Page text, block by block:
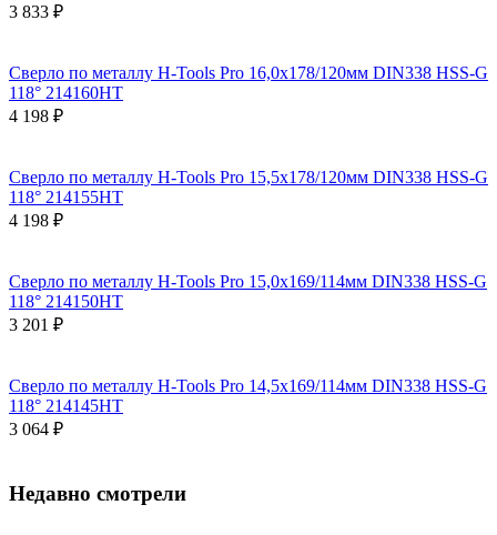
3 833 ₽
Сверло по металлу H-Tools Pro 16,0x178/120мм DIN338 HSS-G
118° 214160HT
4 198 ₽
Сверло по металлу H-Tools Pro 15,5x178/120мм DIN338 HSS-G
118° 214155HT
4 198 ₽
Сверло по металлу H-Tools Pro 15,0x169/114мм DIN338 HSS-G
118° 214150HT
3 201 ₽
Сверло по металлу H-Tools Pro 14,5x169/114мм DIN338 HSS-G
118° 214145HT
3 064 ₽
Недавно смотрели